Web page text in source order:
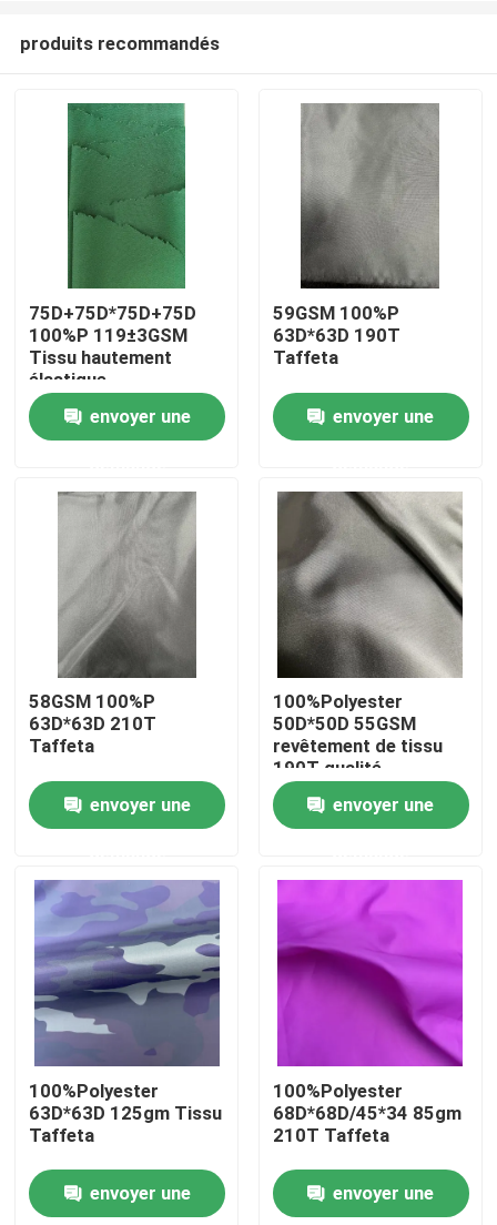
Aperçu
Produits
A propos de nous
Visite d'usine
Contact
nouvelles
Tous les cas
Tissu de mémoire de polyester
Tissu de taffetas de polyester
produits recommandés
75D+75D*75D+75D
100%P 119±3GSM
Tissu hautement
élastique
envoyer une
59GSM 100%P
63D*63D 190T
Taffeta
envoyer une
58GSM 100%P
63D*63D 210T
Taffeta
envoyer une
100%Polyester
50D*50D 55GSM
revêtement de tissu
190T qualité
TAFFETA
envoyer une
100%Polyester
63D*63D 125gm Tissu
Taffeta
envoyer une
100%Polyester
68D*68D/45*34 85gm
210T Taffeta
envoyer une